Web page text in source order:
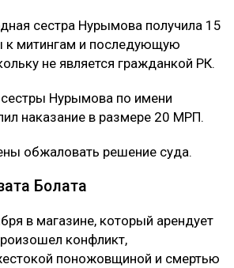
сестра Нурымова получила 15
к митингам и последующую
не является гражданкой РК.
Нурымова по имени
наказание в размере 20 МРП.
обжаловать решение суда.
Болата
в магазине, который арендует
конфликт,
поножовщиной и смертью